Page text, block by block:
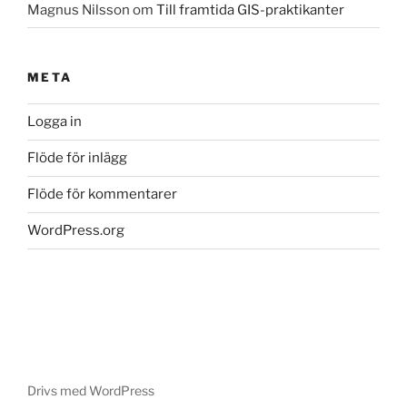
Magnus Nilsson om Till framtida GIS-praktikanter
META
Logga in
Flöde för inlägg
Flöde för kommentarer
WordPress.org
Drivs med WordPress